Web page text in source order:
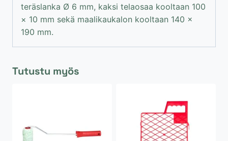
teräslanka Ø 6 mm, kaksi telaosaa kooltaan 100
× 10 mm sekä maalikaukalon kooltaan 140 ×
190 mm.
Tutustu myös